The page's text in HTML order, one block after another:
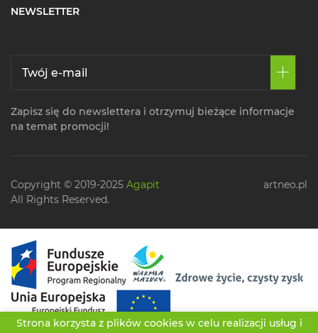
Strona korzysta z plików cookies w celu realizacji usług i
NEWSLETTER
Zapisz się do newslettera i otrzymuj bieżące informacje
na temat promocji!
Copyright © 2019-2025 Agapit
All Rights Reserved.
artneo.pl